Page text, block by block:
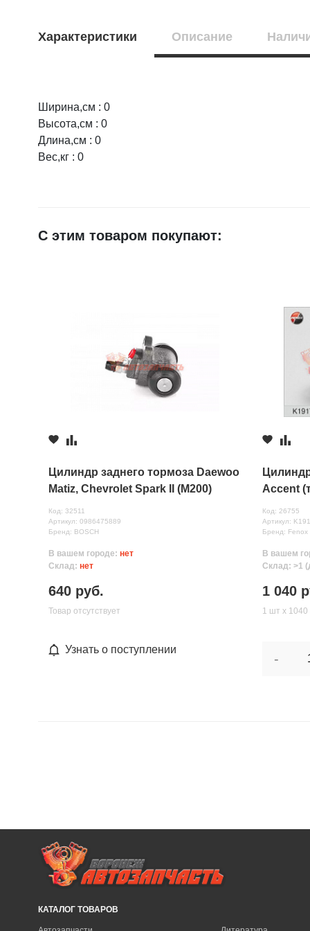
Характеристики Описание
Ширина,см : 0
Высота,см : 0
Длина,см : 0
Вес,кг : 0
Оцените товар:
Ваше имя
Все поля формы обязательны
Отправляя форму вы соглашаетесь на
обработку персональных
С этим товаром покупают:
Цилиндр заднего тормоза Daewoo
Matiz, Chevrolet Spark II (M200)
Код: 32511
Артикул: 0986475889
Бренд: BOSCH
В вашем городе: нет
Склад: нет
640 руб.
Товар отсутствует
Узнать о поступлении
Accent
Код: 26755
Артикул:
Бренд: Fenox
В вашем
Склад: >1
1 040
1 шт х 1040
-
КАТАЛОГ ТОВАРОВ